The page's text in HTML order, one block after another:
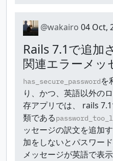
@wakairo 04 Oct,
Rails 7.1で追加
関連エラーメッ
has_secure_passwordを
り、かつ、英語以外の
存アプリでは、 rails
類である
ッセージの訳文を追加
加をしないとパスワー
メッセージが英語で表示